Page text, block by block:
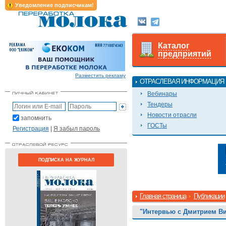
Уведомление подписчикам!
Разместить рекламу
запомнить
Регистрация | Я забыл пароль
ПОДПИСКА НА ЖУРНАЛ
Каталог
предприятий
ОТРАСЛЕВАЯ ИНФОРМАЦИЯ
Вебинары
Тендеры
Новости отрасли
ГОСТы
Главная страница Публикации
"Интервью с Дмитрием